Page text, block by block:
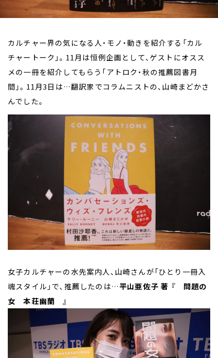
カルチャー界の気になる人・モノ・動きを紹介する「カル
チャートーク」。11月は恒例企画として、ゲストにオスス
メの一冊を紹介してもらう「アトロク・秋の推薦図書月
間」。11月3日は…翻訳家でコラムニストの、山崎まどかさ
んでした。
女子カルチャーの水先案内人、山崎さんが「ひとり一冊入
魂スタイル」で、推薦したのは…平山亜佐子 著 『 問題の
女 本荘幽蘭 』